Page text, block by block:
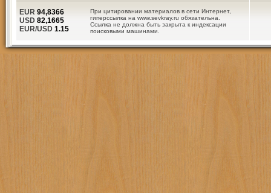
При цитировании материалов в сети Интернет,
гиперссылка на www.sevkray.ru обязательна.
Ссылка не должна быть закрыта к индексации
поисковыми машинами.
EUR 94,8366
USD 82,1665
EUR/USD 1.15